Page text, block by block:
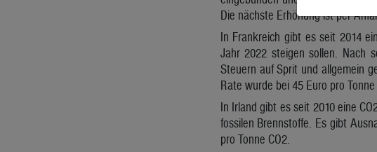
Die nächste Erhöhung ist per
In Frankreich gibt es seit 2014
Jahr 2022 steigen sollen. Nach
Steuern auf Sprit und allgemein
Rate wurde bei 45 Euro pro
In Irland gibt es seit 2010 eine
fossilen Brennstoffe. Es gibt
pro Tonne CO2.